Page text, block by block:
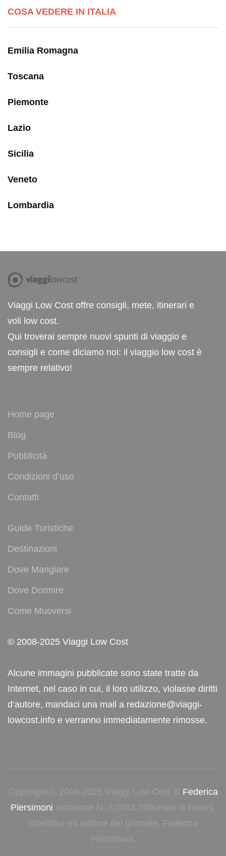
COSA VEDERE IN ITALIA
Emilia Romagna
Toscana
Piemonte
Lazio
Sicilia
Veneto
Lombardia
Viaggi Low Cost offre consigli, mete, itinerari e
voli low cost.
Qui troverai sempre nuovi spunti di viaggio e
consigli e come diciamo noi: il viaggio low cost è
sempre relativo!
Home page
Blog
Pubblicità
Condizioni d’uso
Contatti
Guide Turistiche
Destinazioni
Dove Mangiare
Dove Dormire
Come Muoversi
© 2008-2025 Viaggi Low Cost
Alcune immagini pubblicate sono state tratte da
Internet, nel caso in cui, il loro utilizzo, violasse diritti
d’autore, mandaci una mail a redazione@viaggi-
lowcost.info e verranno immediatamente rimosse.
Copyright © 2008-2025 Viaggi Low Cost di Federica
Piersimoni Iscrizione N. 7/2013 Tribunale di Rimini.
Direttrice ed editore del giornale, Federica
Piersimoni.